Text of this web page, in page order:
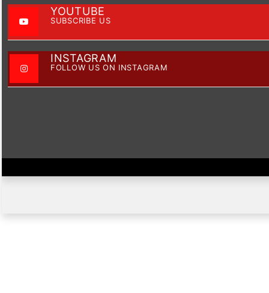
YOUTUBE
SUBSCRIBE US
INSTAGRAM
FOLLOW US ON INSTAGRAM